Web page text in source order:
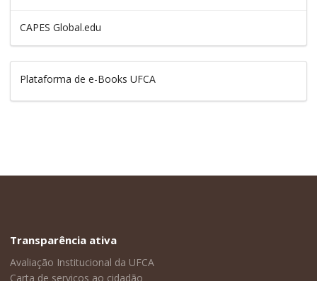
CAPES Global.edu
Plataforma de e-Books UFCA
Transparência ativa
Avaliação Institucional da UFCA
Carta de serviços ao cidadão